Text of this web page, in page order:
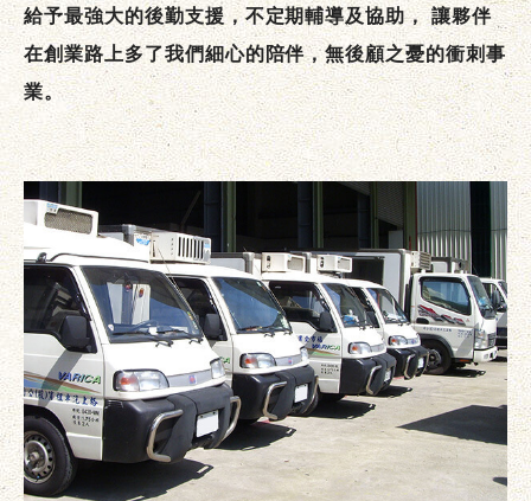
給予最強大的後勤支援，不定期輔導及協助， 讓夥伴
在創業路上多了我們細心的陪伴，無後顧之憂的衝刺事
業。